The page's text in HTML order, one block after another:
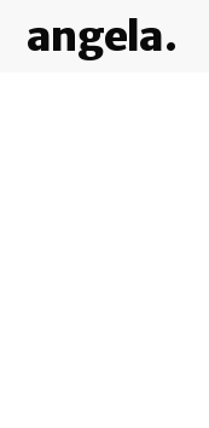
angela.